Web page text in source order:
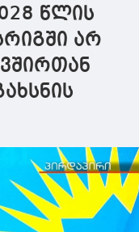
წლის
არ